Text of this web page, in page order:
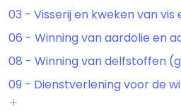
03 - Visserij en kweken van
06 - Winning van aardolie en
08 - Winning van delfstoffen
09 - Dienstverlening voor de